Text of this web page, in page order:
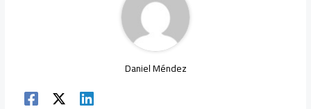
Daniel Méndez